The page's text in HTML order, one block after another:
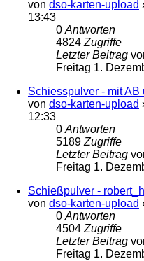
von dso-karten-upload
13:43
0Antworten
4824Zugriffe
Letzter Beitrag
Freitag 1.
Schiesspulver - mit
von dso-karten-upload
12:33
0Antworten
5189Zugriffe
Letzter Beitrag
Freitag 1.
Schießpulver -
von dso-karten-upload
0Antworten
4504Zugriffe
Letzter Beitrag
Freitag 1.